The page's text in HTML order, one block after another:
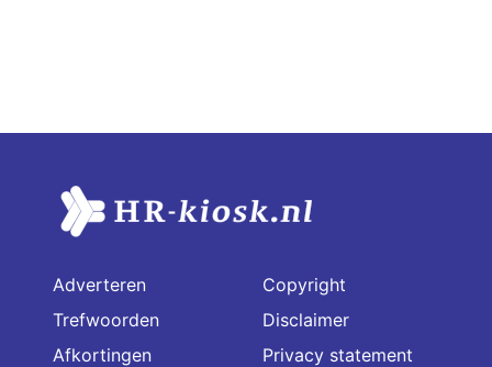
Adverteren
Trefwoorden
Afkortingen
Copyright
Disclaimer
Privacy statement